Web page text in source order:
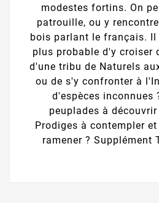
modestes fortins. On
patrouille, ou y
bois parlant le français.
plus probable d'y croiser
d'une tribu de Naturels
ou de s'y confronter à
d'espèces inconnues
peuplades à
Prodiges à contempler
ramener ? Supplément